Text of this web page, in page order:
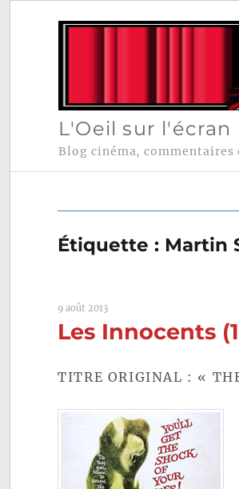
L'Oeil sur l'écran
Blog cinéma, commentaires
Étiquette : Martin
9 août 2013
Les Innocents
TITRE ORIGINAL : «